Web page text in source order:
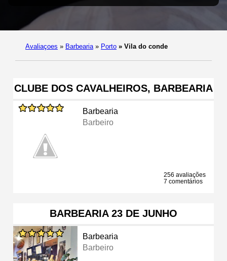
Avaliaçoes » Barbearia » Porto » Vila do conde
CLUBE DOS CAVALHEIROS, BARBEARIA
Barbearia
Barbeiro
256 avaliações
7 comentários
BARBEARIA 23 DE JUNHO
Barbearia
Barbeiro